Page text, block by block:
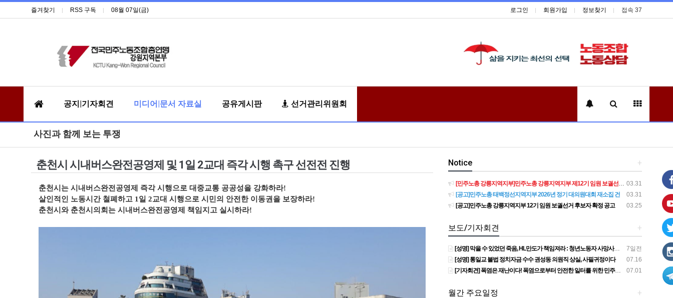
즐겨찾기 RSS 구독 08월 07일(금) 로그인 회원가입 정보찾기 접속 37
공지|기자회견 미디어|문서 자료실 공유게시판 선거관리위원회
사진과 함께 보는 투쟁
춘천시 시내버스완전공영제 및 1일 2교대 즉각 시행 촉구 선전전 진행
춘천시는 시내버스완전공영제 즉각 시행으로 대중교통 공공성을 강화하라!
살인적인 노동시간 철폐하고 1일 2교대 시행으로 시민의 안전한 이동권을 보장하라!
춘천시와 춘천시의회는 시내버스완전공영제 책임지고 실시하라!
+
Notice
03.31
[민주노총 강릉지역지부]민주노총 강릉지역지부 제12기 임원 보궐선거결과 공고
03.31
[공고]민주노총 태백정선지역지부 2026년 정기 대의원대회 재소집 건
03.25
[공고]민주노총 강릉지역지부 12기 임원 보궐선거 후보자 확정 공고
+
보도/기자회견
7일전
[성명] 막을 수 있었던 죽음, HL만도가 책임져라 : 청년노동자 사망사고의 철저한 진상규명과 재발방지 대책 마련하라
07.16
[성명] 통일교 불법 정치자금 수수 권성동 의원직 상실, 사필귀정이다
07.01
[기자회견] 폭염은 재난이다! 폭염으로부터 안전한 일터를 위한 민주노총 강원지역본부 폭염감시단 선포 기자회견
+
월간 주요일정